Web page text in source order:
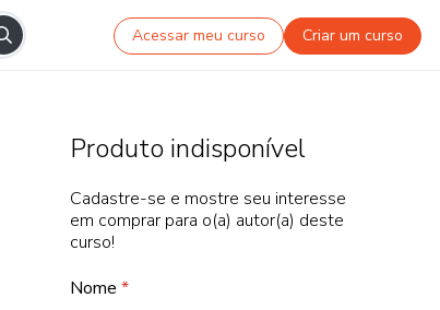
Acessar meu curso Criar um curso
Produto indisponível
Cadastre-se e mostre seu interesse
em comprar para o(a) autor(a) deste
curso!
Nome *